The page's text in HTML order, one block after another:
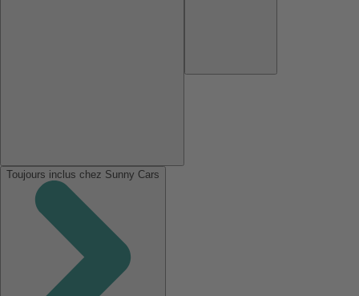
Toujours inclus chez Sunny Cars